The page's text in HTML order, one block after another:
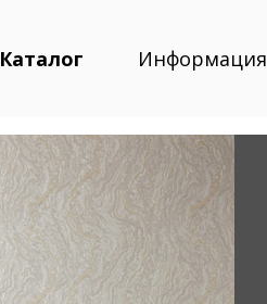
Каталог Информация